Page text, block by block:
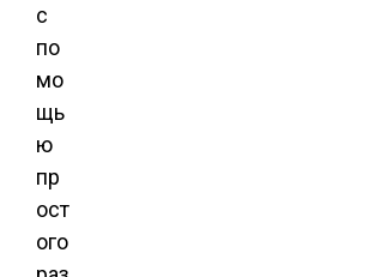
с
по
мо
щь
ю
пр
ост
ого